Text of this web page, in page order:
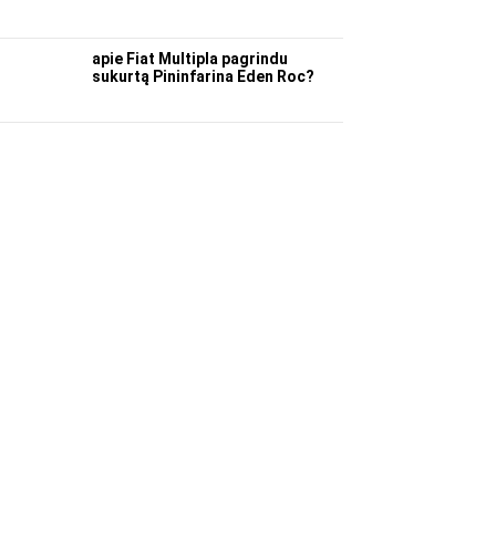
apie Fiat Multipla pagrindu
sukurtą Pininfarina Eden Roc?